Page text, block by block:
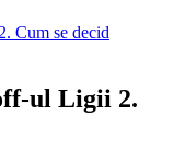
Cum se decid
ul Ligii 2.